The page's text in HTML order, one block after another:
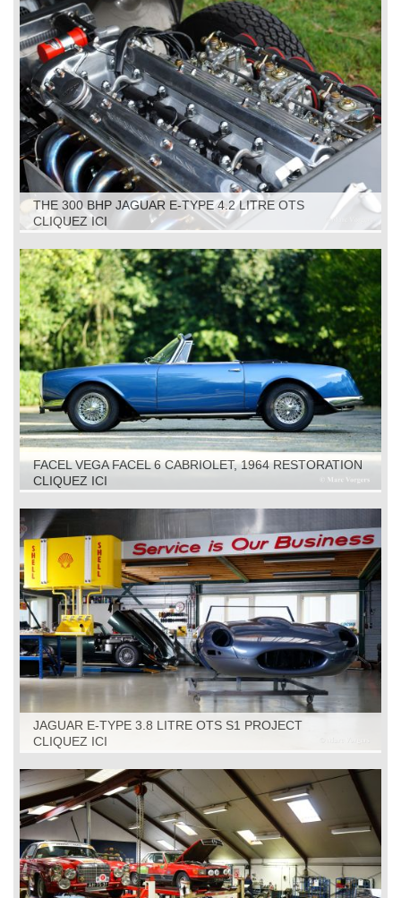
THE 300 BHP JAGUAR E-TYPE 4.2 LITRE OTS
CLIQUEZ ICI
FACEL VEGA FACEL 6 CABRIOLET, 1964 RESTORATION
CLIQUEZ ICI
JAGUAR E-TYPE 3.8 LITRE OTS S1 PROJECT
CLIQUEZ ICI